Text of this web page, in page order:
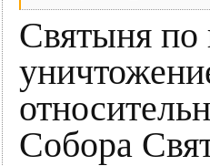
Святыня по
Собора